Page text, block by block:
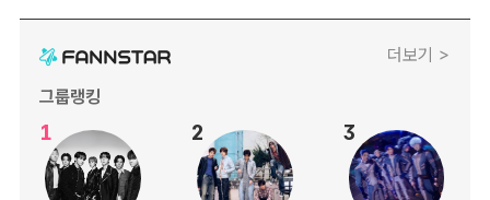
더보기 >
그룹랭킹
1 2 3